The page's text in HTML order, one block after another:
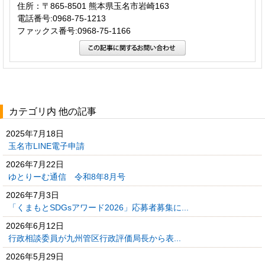
住所：〒865-8501 熊本県玉名市岩崎163
電話番号:0968-75-1213
ファックス番号:0968-75-1166
カテゴリ内 他の記事
2025年7月18日
玉名市LINE電子申請
2026年7月22日
ゆとりーむ通信 令和8年8月号
2026年7月3日
「くまもとSDGsアワード2026」応募者募集に...
2026年6月12日
行政相談委員が九州管区行政評価局長から表...
2026年5月29日